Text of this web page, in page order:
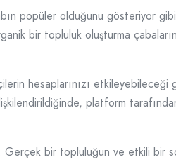
popüler olduğunu gösteriyor
bir topluluk oluşturma
hesaplarınızı etkileyebileceği
platform
bir topluluğun ve etkili bir